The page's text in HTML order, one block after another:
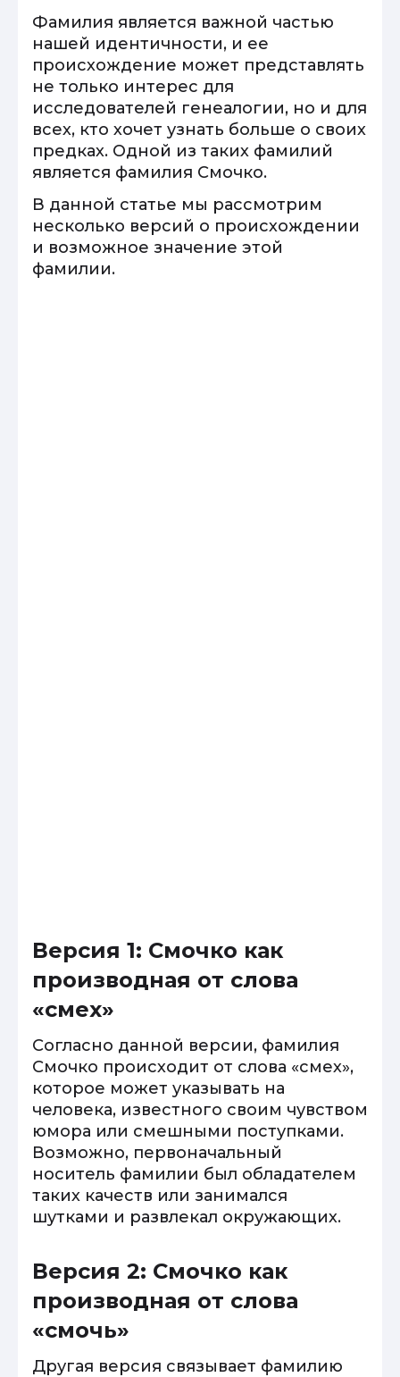
Фамилия является важной частью
нашей идентичности, и ее
происхождение может представлять
не только интерес для
исследователей генеалогии, но и для
всех, кто хочет узнать больше о своих
предках. Одной из таких фамилий
является фамилия Смочко.
В данной статье мы рассмотрим
несколько версий о происхождении
и возможное значение этой
фамилии.
Версия 1: Смочко как
производная от слова
«смех»
Согласно данной версии, фамилия
Смочко происходит от слова «смех»,
которое может указывать на
человека, известного своим чувством
юмора или смешными поступками.
Возможно, первоначальный
носитель фамилии был обладателем
таких качеств или занимался
шутками и развлекал окружающих.
Версия 2: Смочко как
производная от слова
«смочь»
Другая версия связывает фамилию